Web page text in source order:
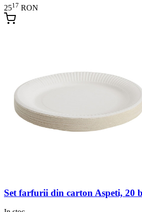
2517 RON
Set farfurii din carton Aspeti, 20